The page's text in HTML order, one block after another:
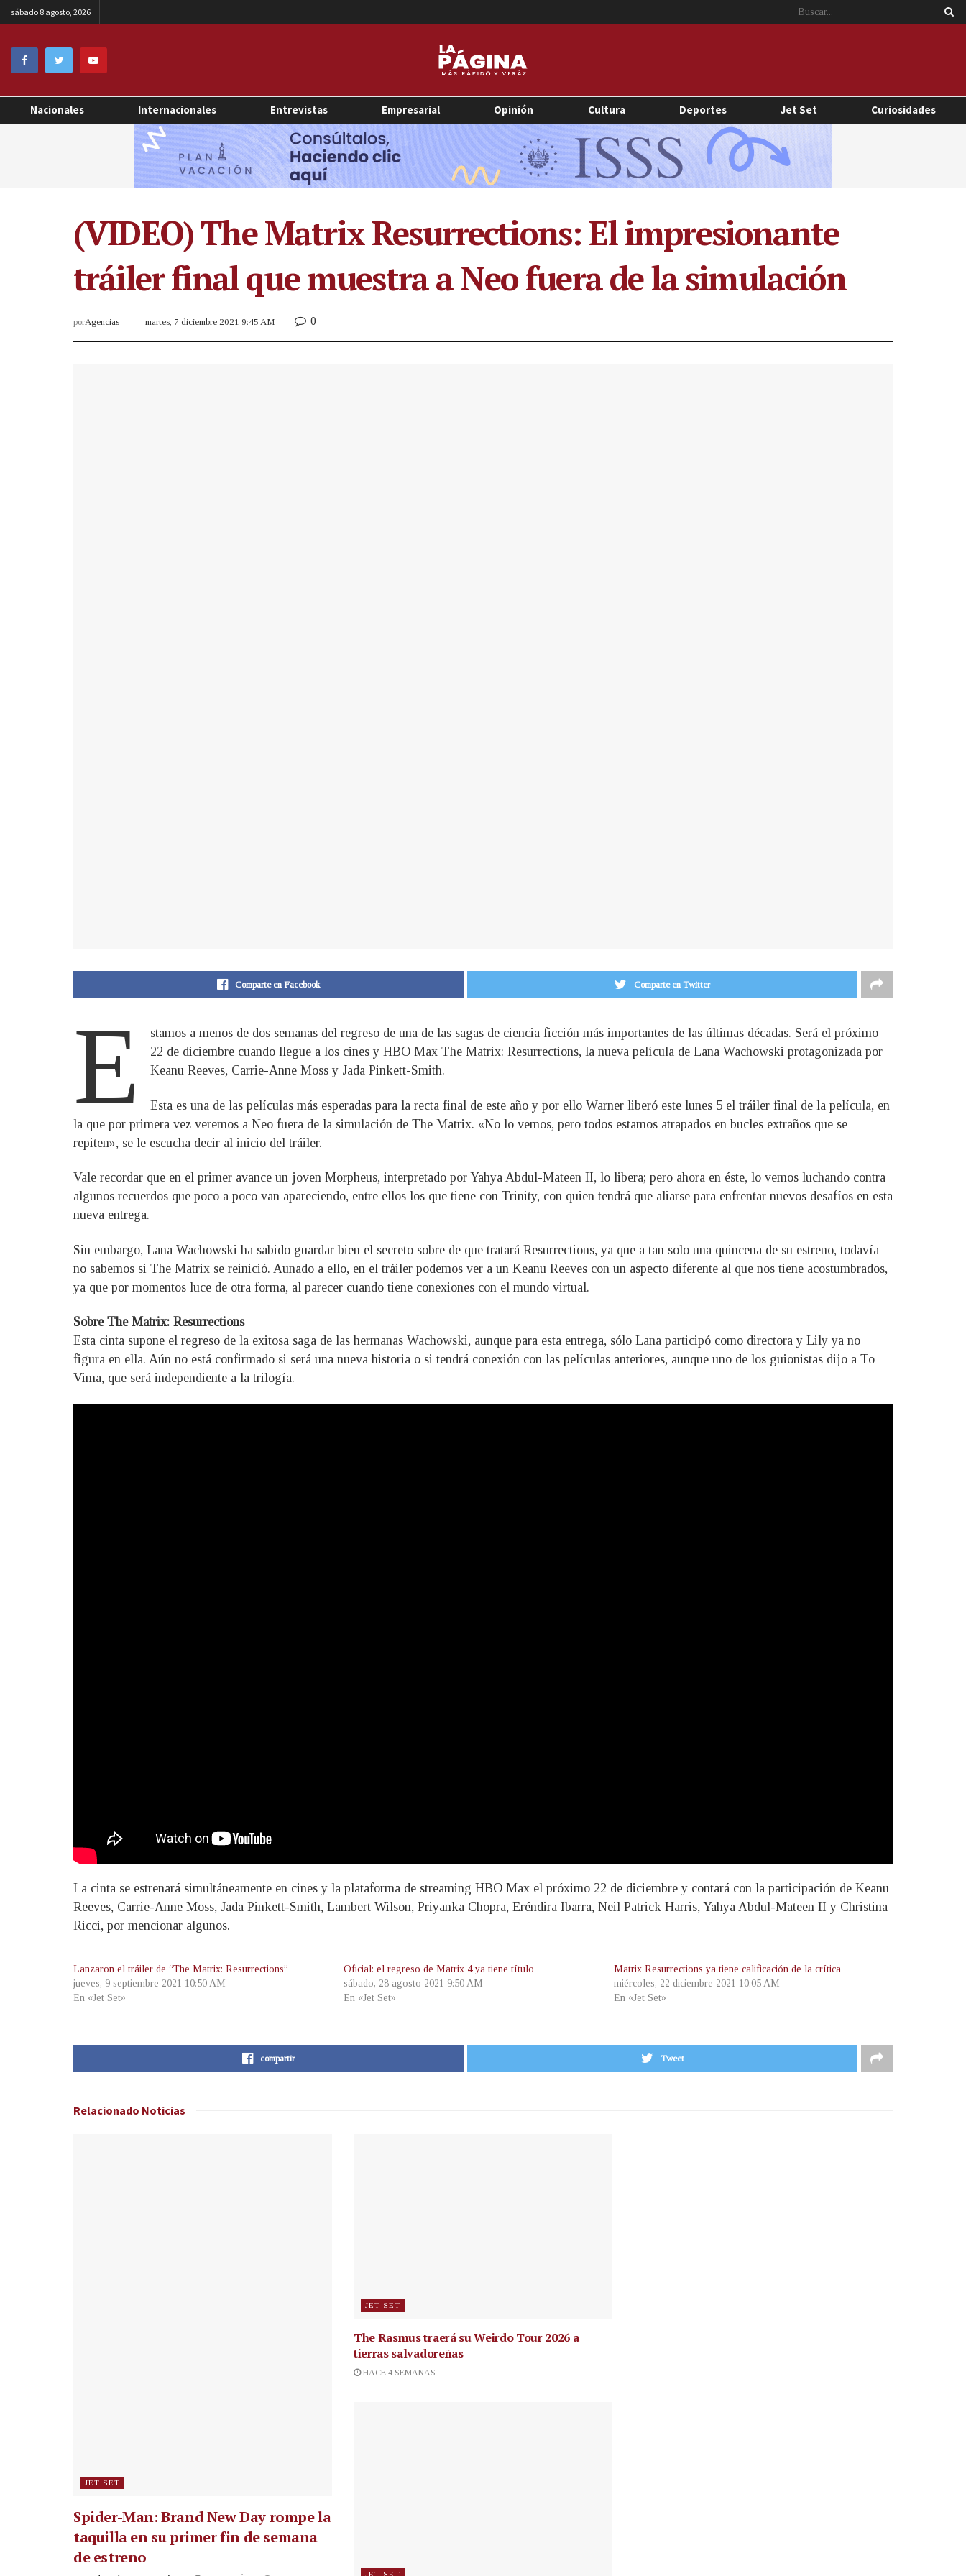
sábado 8 agosto, 2026
Nacionales Internacionales Entrevistas Empresarial Opinión Cultura Deportes Jet Set Curiosidades
(VIDEO) The Matrix Resurrections: El impresionante
tráiler final que muestra a Neo fuera de la simulación
porAgencias martes, 7 diciembre 2021 9:45 AM 0
Comparte en Facebook Comparte en Twitter
E
stamos a menos de dos semanas del regreso de una de las sagas de ciencia ficción más importantes de las últimas décadas. Será el próximo
22 de diciembre cuando llegue a los cines y HBO Max The Matrix: Resurrections, la nueva película de Lana Wachowski protagonizada por
Keanu Reeves, Carrie-Anne Moss y Jada Pinkett-Smith.
Esta es una de las películas más esperadas para la recta final de este año y por ello Warner liberó este lunes 5 el tráiler final de la película, en
la que por primera vez veremos a Neo fuera de la simulación de The Matrix. «No lo vemos, pero todos estamos atrapados en bucles extraños que se
repiten», se le escucha decir al inicio del tráiler.
Vale recordar que en el primer avance un joven Morpheus, interpretado por Yahya Abdul-Mateen II, lo libera; pero ahora en éste, lo vemos luchando contra
algunos recuerdos que poco a poco van apareciendo, entre ellos los que tiene con Trinity, con quien tendrá que aliarse para enfrentar nuevos desafíos en esta
nueva entrega.
Sin embargo, Lana Wachowski ha sabido guardar bien el secreto sobre de que tratará Resurrections, ya que a tan solo una quincena de su estreno, todavía
no sabemos si The Matrix se reinició. Aunado a ello, en el tráiler podemos ver a un Keanu Reeves con un aspecto diferente al que nos tiene acostumbrados,
ya que por momentos luce de otra forma, al parecer cuando tiene conexiones con el mundo virtual.
Sobre The Matrix: Resurrections
Esta cinta supone el regreso de la exitosa saga de las hermanas Wachowski, aunque para esta entrega, sólo Lana participó como directora y Lily ya no
figura en ella. Aún no está confirmado si será una nueva historia o si tendrá conexión con las películas anteriores, aunque uno de los guionistas dijo a To
Vima, que será independiente a la trilogía.
La cinta se estrenará simultáneamente en cines y la plataforma de streaming HBO Max el próximo 22 de diciembre y contará con la participación de Keanu
Reeves, Carrie-Anne Moss, Jada Pinkett-Smith, Lambert Wilson, Priyanka Chopra, Eréndira Ibarra, Neil Patrick Harris, Yahya Abdul-Mateen II y Christina
Ricci, por mencionar algunos.
Lanzaron el tráiler de “The Matrix: Resurrections”
jueves, 9 septiembre 2021 10:50 AM
En «Jet Set»
Oficial: el regreso de Matrix 4 ya tiene título
sábado, 28 agosto 2021 9:50 AM
En «Jet Set»
Matrix Resurrections ya tiene calificación de la crítica
miércoles, 22 diciembre 2021 10:05 AM
En «Jet Set»
compartir Tweet
Relacionado Noticias
JET SET
Spider-Man: Brand New Day rompe la
taquilla en su primer fin de semana
de estreno
JET SET
The Rasmus traerá su Weirdo Tour 2026 a
tierras salvadoreñas
HACE 4 SEMANAS
JET SET